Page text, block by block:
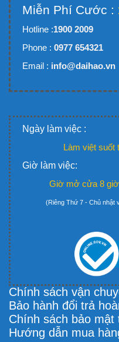
Miễn Phí Cước :
Hotline :1900 2009
Phone : 0977 654321
Email : info@daihao.vn
Ngày làm việc :
Làm việt suốt
Giờ làm việc:
Giờ mở cửa 8
(Riêng Thứ 7 - Chủ nhật
Chính sách vận
Bảo hành đổi trả
Chính sách bảo mật
Hướng dẫn mua